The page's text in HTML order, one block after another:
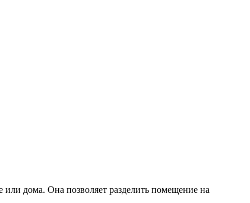
дома. Она позволяет разделить помещение на